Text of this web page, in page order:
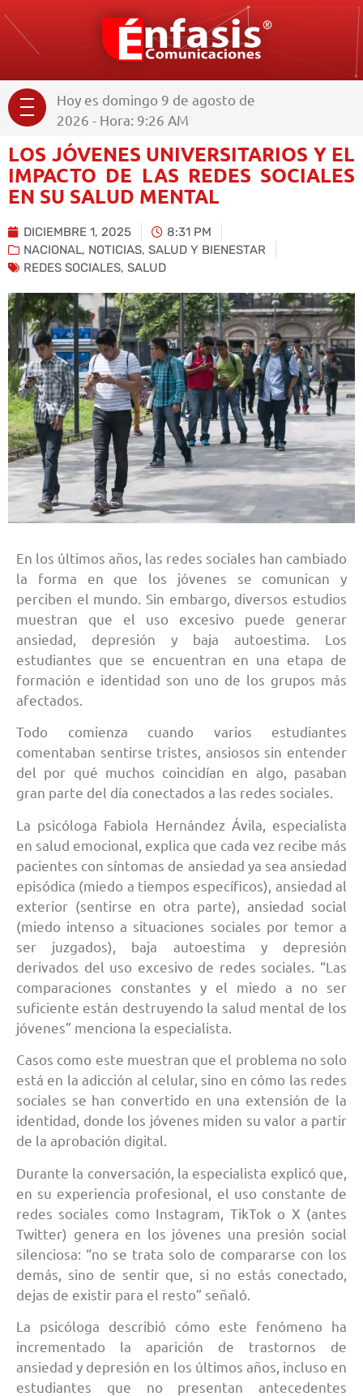
Hoy es domingo 9 de agosto de
2026 - Hora: 9:26 AM
LOS JÓVENES UNIVERSITARIOS Y EL
IMPACTO DE LAS REDES SOCIALES
EN SU SALUD MENTAL
DICIEMBRE 1, 2025
8:31 PM
NACIONAL, NOTICIAS, SALUD Y BIENESTAR
REDES SOCIALES, SALUD
En los últimos años, las redes sociales han cambiado
la forma en que los jóvenes se comunican y
perciben el mundo. Sin embargo, diversos estudios
muestran que el uso excesivo puede generar
ansiedad, depresión y baja autoestima. Los
estudiantes que se encuentran en una etapa de
formación e identidad son uno de los grupos más
afectados.
Todo comienza cuando varios estudiantes
comentaban sentirse tristes, ansiosos sin entender
del por qué muchos coincidían en algo, pasaban
gran parte del día conectados a las redes sociales.
La psicóloga Fabiola Hernández Ávila, especialista
en salud emocional, explica que cada vez recibe más
pacientes con síntomas de ansiedad ya sea ansiedad
episódica (miedo a tiempos específicos), ansiedad al
exterior (sentirse en otra parte), ansiedad social
(miedo intenso a situaciones sociales por temor a
ser juzgados), baja autoestima y depresión
derivados del uso excesivo de redes sociales. “Las
comparaciones constantes y el miedo a no ser
suficiente están destruyendo la salud mental de los
jóvenes” menciona la especialista.
Casos como este muestran que el problema no solo
está en la adicción al celular, sino en cómo las redes
sociales se han convertido en una extensión de la
identidad, donde los jóvenes miden su valor a partir
de la aprobación digital.
Durante la conversación, la especialista explicó que,
en su experiencia profesional, el uso constante de
redes sociales como Instagram, TikTok o X (antes
Twitter) genera en los jóvenes una presión social
silenciosa: “no se trata solo de compararse con los
demás, sino de sentir que, si no estás conectado,
dejas de existir para el resto” señaló.
La psicóloga describió cómo este fenómeno ha
incrementado la aparición de trastornos de
ansiedad y depresión en los últimos años, incluso en
estudiantes que no presentan antecedentes